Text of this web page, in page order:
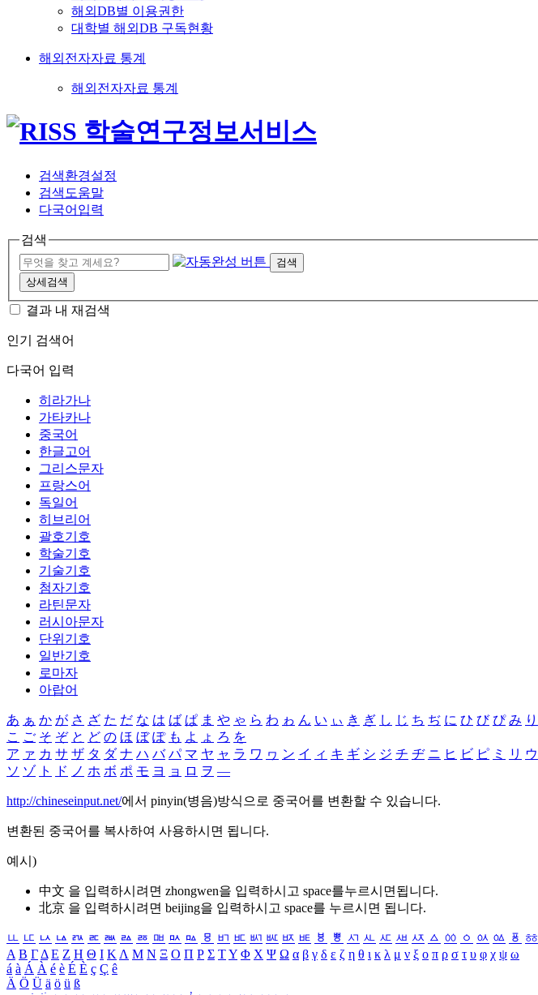
해외DB별 이용권한
대학별 해외DB 구독현황
해외전자자료 통계
해외전자자료 통계
검색환경설정
검색도움말
다국어입력
검색
검색
상세검색
결과 내 재검색
인기 검색어
다국어 입력
히라가나
가타카나
중국어
한글고어
그리스문자
프랑스어
독일어
히브리어
괄호기호
학술기호
기술기호
첨자기호
라틴문자
러시아문자
단위기호
일반기호
로마자
아랍어
あ ぁ か が さ ざ た だ な は ば ぱ ま や ゃ ら わ ゎ ん い ぃ き ぎ し じ ち ぢ に ひ び ぴ み り
こ ご そ ぞ と ど の ほ ぼ ぽ も よ ょ ろ を
ア ァ カ サ ザ タ ダ ナ ハ バ パ マ ヤ ャ ラ ワ ヮ ン イ ィ キ ギ シ ジ チ ヂ ニ ヒ ビ ピ ミ リ ウ
ソ ゾ ト ド ノ ホ ボ ポ モ ヨ ョ ロ ヲ ―
http://chineseinput.net/에서 pinyin(병음)방식으로 중국어를 변환할 수 있습니다.
변환된 중국어를 복사하여 사용하시면 됩니다.
예시)
中文 을 입력하시려면 zhongwen을 입력하시고 space를누르시면됩니다.
北京 을 입력하시려면 beijing을 입력하시고 space를 누르시면 됩니다.
ㅥ ㅦ ㅧ ㅨ ㅩ ㅪ ㅫ ㅬ ㅭ ㅮ ㅯ ㅰ ㅱ ㅲ ㅳ ㅴ ㅵ ㅶ ㅷ ㅸ ㅹ ㅺ ㅻ ㅼ ㅽ ㅾ ㅿ ㆀ ㆁ ㆂ ㆃ ㆄ ㆅ
Α Β ΓΔ Ε Ζ Η Θ Ι ΚΛ Μ Ν Ξ Ο Π Ρ Σ ΤΥ Φ Χ Ψ Ω α β γ δ ε ζ η θ ι κ λ μ ν ξ ο π ρ σ τ υ φ χ ψ ω
á à Á À é è É È ç Ç ê
Ä Ö Ü ä ö ü ß